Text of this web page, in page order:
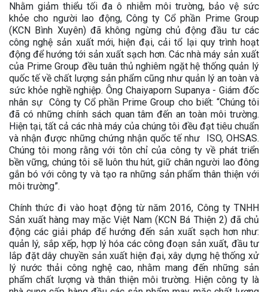
Nhằm giảm thiểu tối đa ô nhiễm môi trường, bảo vệ sức
khỏe cho người lao động, Công ty Cổ phần Prime Group
(KCN Bình Xuyên) đã không ngừng chủ động đầu tư các
công nghệ sản xuất mới, hiện đại, cải tổ lại quy trình hoạt
động để hướng tới sản xuất sạch hơn. Các nhà máy sản xuất
của Prime Group đều tuân thủ nghiêm ngặt hệ thống quản lý
quốc tế về chất lượng sản phẩm cũng như quản lý an toàn và
sức khỏe nghề nghiệp. Ông Chaiyaporn Supanya - Giám đốc
nhân sự Công ty Cổ phần Prime Group cho biết: “Chúng tôi
đã có những chính sách quan tâm đến an toàn môi trường.
Hiện tại, tất cả các nhà máy của chúng tôi đều đạt tiêu chuẩn
và nhận được những chứng nhận quốc tế như ISO, OHSAS.
Chúng tôi mong rằng với tôn chỉ của công ty về phát triển
bền vững, chúng tôi sẽ luôn thu hút, giữ chân người lao đông
gắn bó với công ty và tạo ra những sản phẩm thân thiện với
môi trường”.
Chính thức đi vào hoạt động từ năm 2016, Công ty TNHH
Sản xuất hàng may mặc Việt Nam (KCN Bá Thiện 2) đã chủ
động các giải pháp để hướng đến sản xuất sạch hơn như:
quản lý, sắp xếp, hợp lý hóa các công đoạn sản xuất, đầu tư
lắp đặt dây chuyền sản xuất hiện đại, xây dựng hệ thống xử
lý nước thải công nghệ cao, nhằm mang đến những sản
phẩm chất lượng và thân thiện môi trường. Hiện công ty là